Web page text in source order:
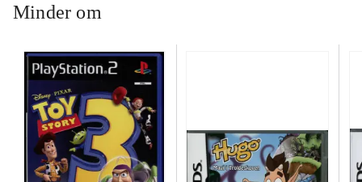
Minder om